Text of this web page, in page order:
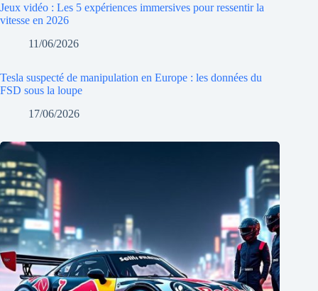
Jeux vidéo : Les 5 expériences immersives pour ressentir la
vitesse en 2026
11/06/2026
Tesla suspecté de manipulation en Europe : les données du
FSD sous la loupe
17/06/2026